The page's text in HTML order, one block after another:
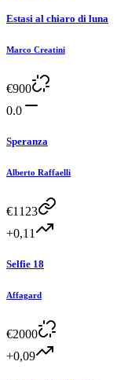
Estasi al chiaro di luna
Marco Creatini
€900
0.0
Speranza
Alberto Raffaelli
€1123
+0,11
Selfie 18
Affagard
€2000
+0,09